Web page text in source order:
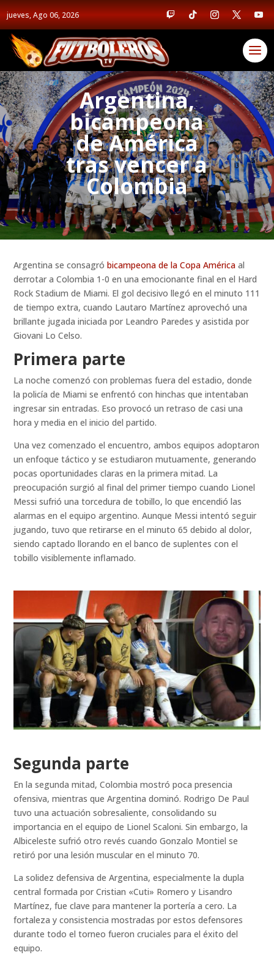
jueves, Ago 06, 2026
Argentina,
bicampeona
de América
tras vencer a
Colombia
Argentina se consagróbicampeona de la Copa América al
derrotar a Colombia 1-0 en una emocionante final en el Hard
Rock Stadium de Miami. El gol decisivo llegó en el minuto 111
de tiempo extra, cuando Lautaro Martínez aprovechó una
brillante jugada iniciada por Leandro Paredes y asistida por
Giovani Lo Celso.
Primera parte
La noche comenzó con problemas fuera del estadio, donde
la policía de Miami se enfrentó con hinchas que intentaban
ingresar sin entradas. Eso provocó un retraso de casi una
hora y media en el inicio del partido.
Una vez comenzado el encuentro, ambos equipos adoptaron
un enfoque táctico y se estudiaron mutuamente, generando
pocas oportunidades claras en la primera mitad. La
preocupación surgió al final del primer tiempo cuando Lionel
Messi sufrió una torcedura de tobillo, lo que encendió las
alarmas en el equipo argentino. Aunque Messi intentó seguir
jugando, tuvo que retirarse en el minuto 65 debido al dolor,
siendo captado llorando en el banco de suplentes con el
tobillo visiblemente inflamado.
Segunda parte
En la segunda mitad, Colombia mostró poca presencia
ofensiva, mientras que Argentina dominó. Rodrigo De Paul
tuvo una actuación sobresaliente, consolidando su
importancia en el equipo de Lionel Scaloni. Sin embargo, la
Albiceleste sufrió otro revés cuando Gonzalo Montiel se
retiró por una lesión muscular en el minuto 70.
La solidez defensiva de Argentina, especialmente la dupla
central formada por Cristian «Cuti» Romero y Lisandro
Martínez, fue clave para mantener la portería a cero. La
fortaleza y consistencia mostradas por estos defensores
durante todo el torneo fueron cruciales para el éxito del
equipo.